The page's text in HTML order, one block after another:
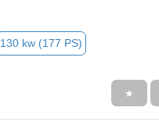
130 kw (177 PS)
★